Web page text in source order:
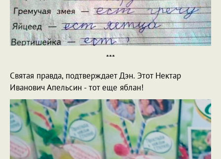
***
Святая правда, подтверждает Дэн. Этот Нектар
Иванович Апельсин - тот еще яблан!